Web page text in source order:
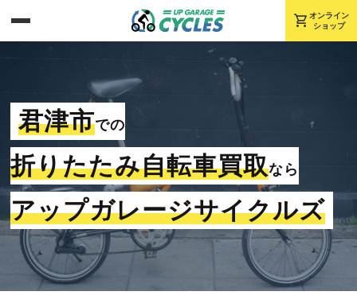
shopping_cart オンライン
ショップ
君津市での
折りたたみ自転車買取なら
アップガレージサイクルズ